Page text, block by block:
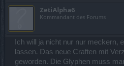
ZetiAlpha6
Kommandant des Forums
Ich will ja nicht nur nur meckern,
lassen. Das neue Craften mit
geworden. Die Glyphen muss